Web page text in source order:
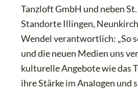
Tanzloft GmbH und neben
Standorte Illingen,
Wendel verantwortlich: „So
und die neuen Medien uns
kulturelle Angebote wie das
ihre Stärke im Analogen und